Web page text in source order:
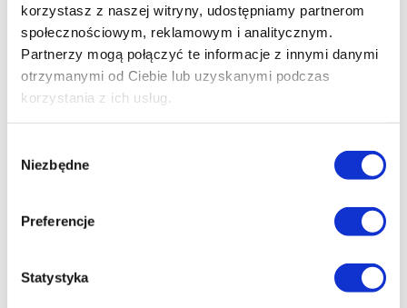
korzystasz z naszej witryny, udostępniamy partnerom
społecznościowym, reklamowym i analitycznym.
Partnerzy mogą połączyć te informacje z innymi danymi
otrzymanymi od Ciebie lub uzyskanymi podczas
korzystania z ich usług.
zgody
Niezbędne
Preferencje
Statystyka
dziś i umów się na pierwszą sesję z naszym